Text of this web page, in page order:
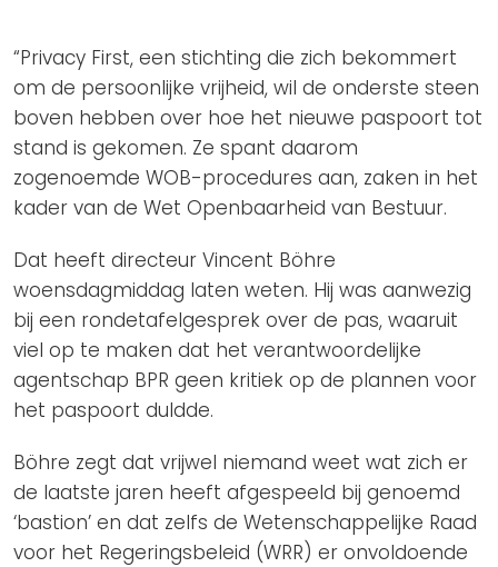
PSD2-me-niet
SpecifiekeToestemming.nl
Contact
Privacybeleid
ANBI Status
Playlist
“Privacy First, een stichting die zich bekommert
om de persoonlijke vrijheid, wil de onderste steen
boven hebben over hoe het nieuwe paspoort tot
stand is gekomen. Ze spant daarom
zogenoemde WOB-procedures aan, zaken in het
kader van de Wet Openbaarheid van Bestuur.
Dat heeft directeur Vincent Böhre
woensdagmiddag laten weten. Hij was aanwezig
bij een rondetafelgesprek over de pas, waaruit
viel op te maken dat het verantwoordelijke
agentschap BPR geen kritiek op de plannen voor
het paspoort duldde.
Böhre zegt dat vrijwel niemand weet wat zich er
de laatste jaren heeft afgespeeld bij genoemd
‘bastion’ en dat zelfs de Wetenschappelijke Raad
voor het Regeringsbeleid (WRR) er onvoldoende